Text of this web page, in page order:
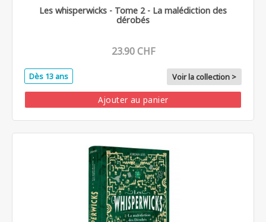
Les whisperwicks - Tome 2 - La malédiction des
dérobés
23.90 CHF
Dès 13 ans Voir la collection >
Ajouter au panier